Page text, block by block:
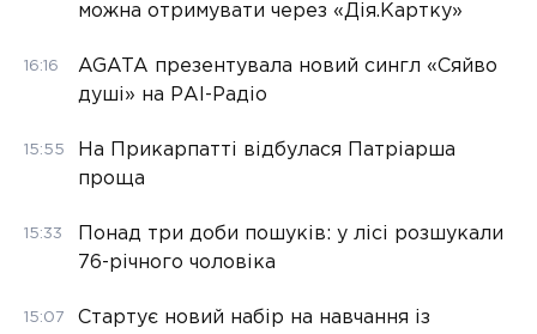
можна отримувати через «Дія.Картку»
16:16
AGATA презентувала новий сингл «Сяйво
душі» на РАІ-Радіо
15:55
На Прикарпатті відбулася Патріарша
проща
15:33
Понад три доби пошуків: у лісі розшукали
76-річного чоловіка
15:07 Стартує новий набір на навчання із